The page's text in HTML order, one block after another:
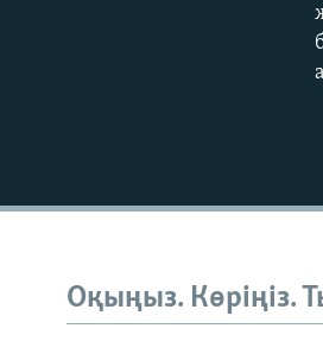
Оқыңыз. Көріңіз.